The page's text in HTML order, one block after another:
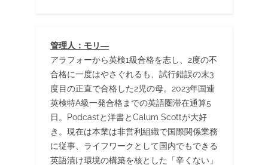
管理人：モリ―
アラフォーから英検1級合格を志し、2度の不
合格に一度はやさぐれるも、試行錯誤の末3
度目の正直で合格した2児の母。2023年国連
英検特A級一発合格までの英語圏滞在通算5
日。Podcastと洋書とCalum Scottが大好
き。現在は本業は非営利組織で国際関係業務
に従事、ライフワークとして国内でもできる
英語漬け環境の構築を核とした「辛くない」